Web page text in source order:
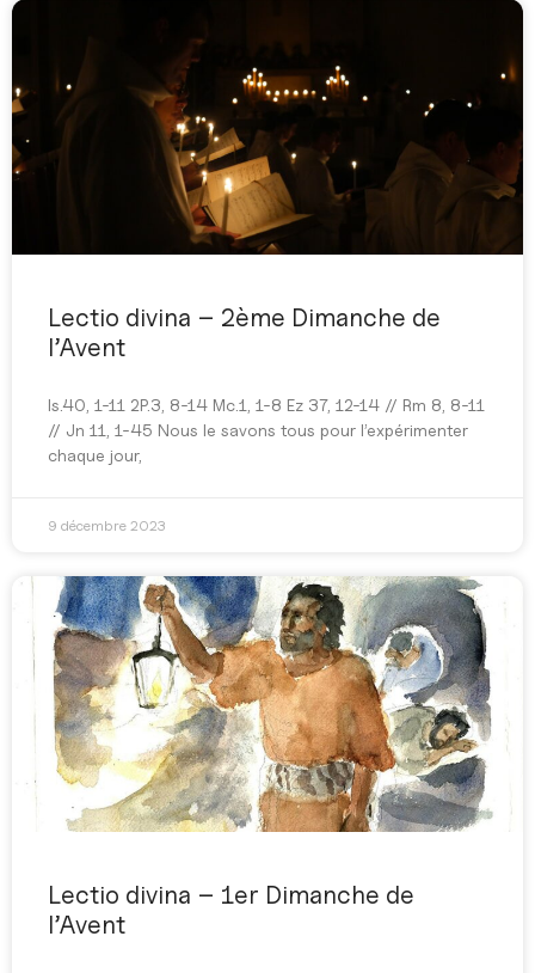
Lectio divina – 2ème Dimanche de
l’Avent
Is.40, 1-11 2P.3, 8-14 Mc.1, 1-8 Ez 37, 12-14 // Rm 8, 8-11
// Jn 11, 1-45 Nous le savons tous pour l’expérimenter
chaque jour,
9 décembre 2023
Lectio divina – 1er Dimanche de
l’Avent